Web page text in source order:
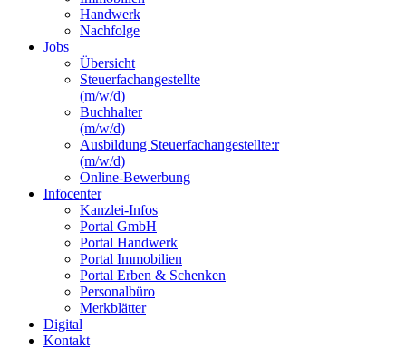
Handwerk
Nachfolge
Jobs
Übersicht
Steuerfachangestellte
(m/w/d)
Buchhalter
(m/w/d)
Ausbildung Steuerfachangestellte:r
(m/w/d)
Online-Bewerbung
Infocenter
Kanzlei-Infos
Portal GmbH
Portal Handwerk
Portal Immobilien
Portal Erben & Schenken
Personalbüro
Merkblätter
Digital
Kontakt